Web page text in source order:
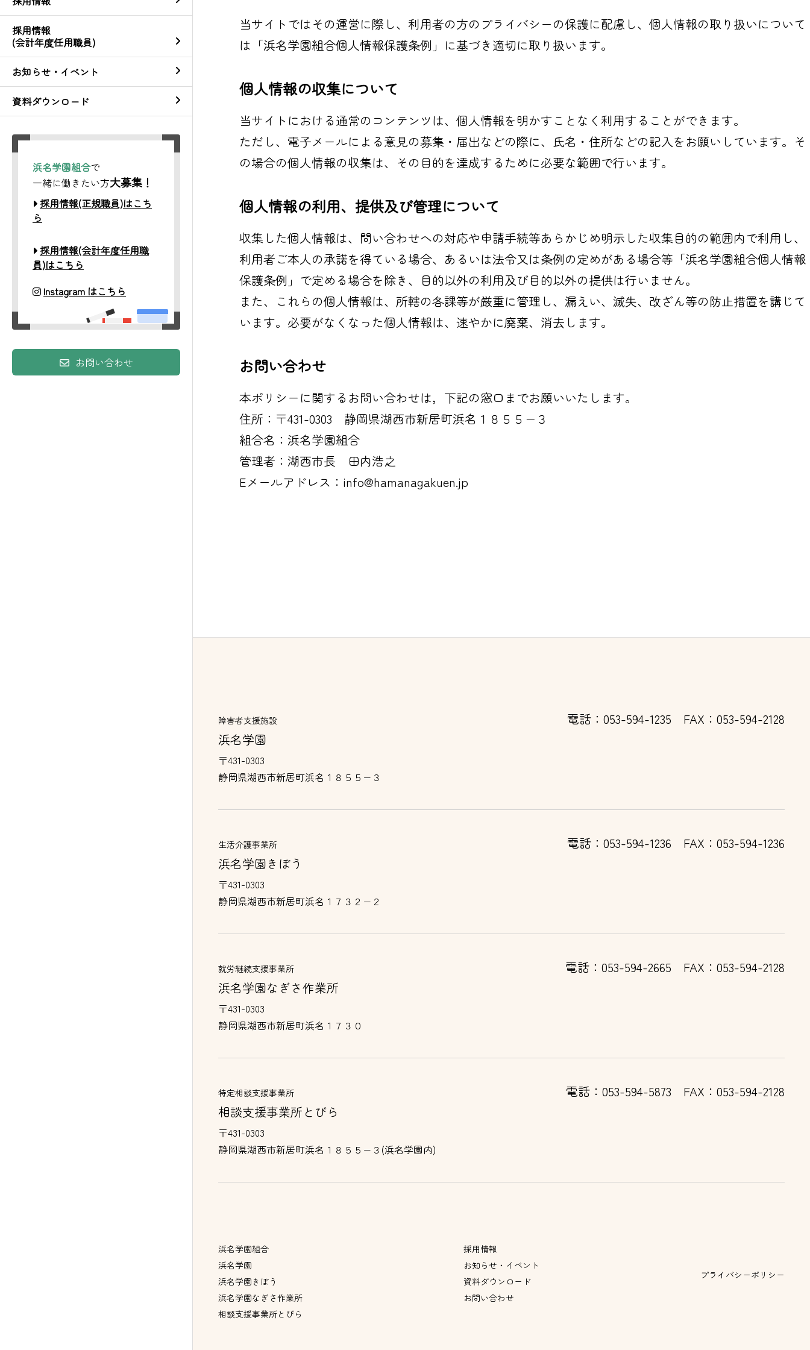
採用情報
(会計年度任用職員)
お知らせ・イベント
資料ダウンロード
浜名学園組合で
一緒に働きたい方大募集！
採用情報(正規職員)はこち
ら
採用情報(会計年度任用職
員)はこちら
Instagram はこちら
お問い合わせ
当サイトではその運営に際し、利用者の方のプライバシーの保護に配慮し、個人情報の取り扱いについて
は「浜名学園組合個人情報保護条例」に基づき適切に取り扱います。
個人情報の収集について
当サイトにおける通常のコンテンツは、個人情報を明かすことなく利用することができます。
ただし、電子メールによる意見の募集・届出などの際に、氏名・住所などの記入をお願いしています。そ
の場合の個人情報の収集は、その目的を達成するために必要な範囲で行います。
個人情報の利用、提供及び管理について
収集した個人情報は、問い合わせへの対応や申請手続等あらかじめ明示した収集目的の範囲内で利用し、
利用者ご本人の承諾を得ている場合、あるいは法令又は条例の定めがある場合等「浜名学園組合個人情報
保護条例」で定める場合を除き、目的以外の利用及び目的以外の提供は行いません。
また、これらの個人情報は、所轄の各課等が厳重に管理し、漏えい、滅失、改ざん等の防止措置を講じて
います。必要がなくなった個人情報は、速やかに廃棄、消去します。
お問い合わせ
本ポリシーに関するお問い合わせは，下記の窓口までお願いいたします。
住所：〒431-0303 静岡県湖西市新居町浜名１８５５−３
組合名：浜名学園組合
管理者：湖西市長 田内浩之
Eメールアドレス：info@hamanagakuen.jp
障害者支援施設
浜名学園
〒431-0303
静岡県湖西市新居町浜名１８５５−３
電話：053-594-1235 FAX：053-594-2128
生活介護事業所
浜名学園きぼう
〒431-0303
静岡県湖西市新居町浜名１７３２−２
電話：053-594-1236 FAX：053-594-1236
就労継続支援事業所
浜名学園なぎさ作業所
〒431-0303
静岡県湖西市新居町浜名１７３０
電話：053-594-2665 FAX：053-594-2128
特定相談支援事業所
相談支援事業所とびら
〒431-0303
静岡県湖西市新居町浜名１８５５−３(浜名学園内)
電話：053-594-5873 FAX：053-594-2128
浜名学園組合
浜名学園
浜名学園きぼう
浜名学園なぎさ作業所
相談支援事業所とびら
採用情報
お知らせ・イベント
資料ダウンロード
お問い合わせ
プライバシーポリシー